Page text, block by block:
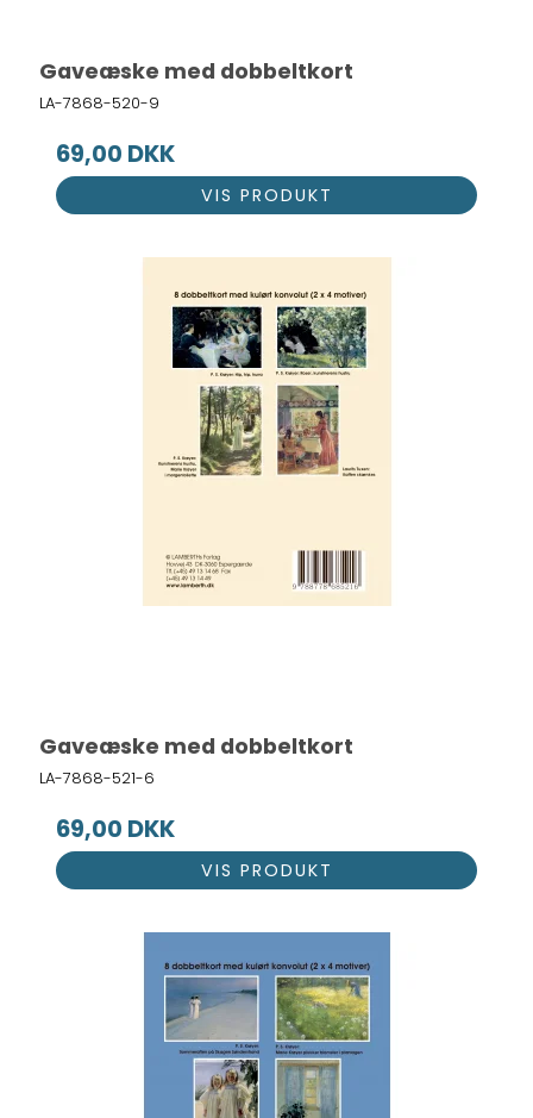
Gaveæske med dobbeltkort
LA-7868-520-9
69,00 DKK
VIS PRODUKT
Gaveæske med dobbeltkort
LA-7868-521-6
69,00 DKK
VIS PRODUKT